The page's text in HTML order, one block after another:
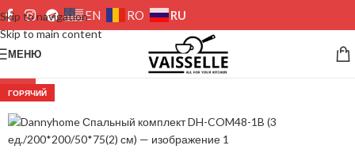
Skip to navigation
Skip to main content
EN RO RU
МЕНЮ
ГОРЯЧИЙ